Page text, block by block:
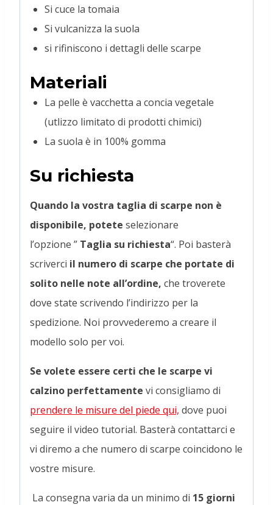
Si cuce la tomaia
Si vulcanizza la suola
si rifiniscono i dettagli delle scarpe
Materiali
La pelle è vacchetta a concia vegetale
(utlizzo limitato di prodotti chimici)
La suola è in 100% gomma
Su richiesta
Quando la vostra taglia di scarpe non è
disponibile, potete selezionare
l’opzione ” Taglia su richiesta“. Poi basterà
scriverci il numero di scarpe che portate di
solito nelle note all’ordine, che troverete
dove state scrivendo l’indirizzo per la
spedizione. Noi provvederemo a creare il
modello solo per voi.
Se volete essere certi che le scarpe vi
calzino perfettamente vi consigliamo di
prendere le misure del piede qui, dove puoi
seguire il video tutorial. Basterà contattarci e
vi diremo a che numero di scarpe coincidono le
vostre misure.
La consegna varia da un minimo di 15 giorni